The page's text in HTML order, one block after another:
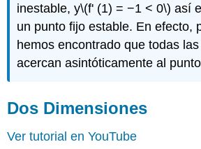
inestable, y\(f' (1) = −1 < 0\) así
un punto fijo estable. En efecto,
hemos encontrado que todas
acercan asintóticamente al
Dos Dimensiones
Ver tutorial en YouTube